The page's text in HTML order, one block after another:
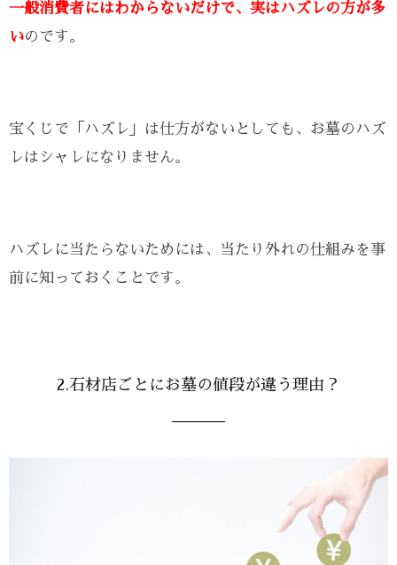
一般消費者にはわからないだけで、実はハズレの方が多
いのです。
宝くじで「ハズレ」は仕方がないとしても、お墓のハズ
レはシャレになりません。
ハズレに当たらないためには、当たり外れの仕組みを事
前に知っておくことです。
2.石材店ごとにお墓の値段が違う理由？